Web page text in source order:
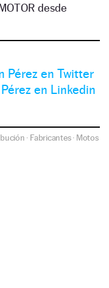
desde
Pérez en Twitter
en Linkedin
· Fabricantes· Motos